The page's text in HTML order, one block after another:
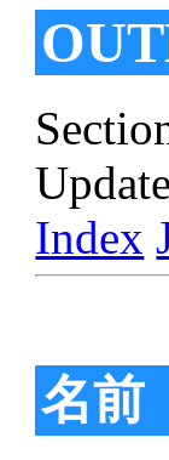
Index
名前